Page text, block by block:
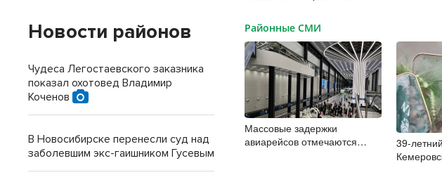
Районные СМИ
Массовые задержки
авиарейсов отмечаются
39-
Новости районов
Чудеса Легостаевского заказника
показал охотовед Владимир
Коченов
В Новосибирске перенесли суд над
заболевшим экс-гаишником Гусевым